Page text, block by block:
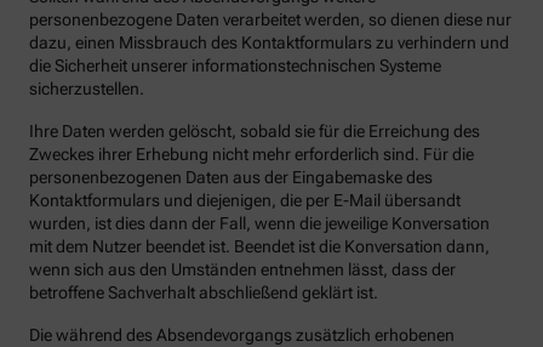
personenbezogene Daten verarbeitet werden, so dienen diese nur
dazu, einen Missbrauch des Kontaktformulars zu verhindern und
die Sicherheit unserer informationstechnischen Systeme
sicherzustellen.
Ihre Daten werden gelöscht, sobald sie für die Erreichung des
Zweckes ihrer Erhebung nicht mehr erforderlich sind. Für die
personenbezogenen Daten aus der Eingabemaske des
Kontaktformulars und diejenigen, die per E-Mail übersandt
wurden, ist dies dann der Fall, wenn die jeweilige Konversation
mit dem Nutzer beendet ist. Beendet ist die Konversation dann,
wenn sich aus den Umständen entnehmen lässt, dass der
betroffene Sachverhalt abschließend geklärt ist.
Die während des Absendevorgangs zusätzlich erhobenen